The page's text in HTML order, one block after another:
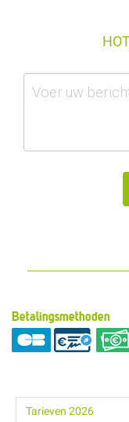
Betalingsmethoden